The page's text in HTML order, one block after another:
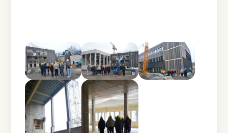
Show larger versionShow larger versionShow larger version
Show larger versionShow larger version